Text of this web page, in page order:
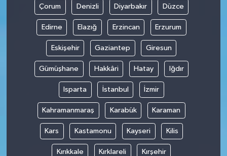
Çorum Denizli Diyarbakır Düzce
Edirne Elazığ Erzincan Erzurum
Eskişehir Gaziantep Giresun
Gümüşhane Hakkâri Hatay Iğdır
Isparta İstanbul İzmir
Kahramanmaraş Karabük Karaman
Kars Kastamonu Kayseri Kilis
Kırıkkale Kırklareli Kırşehir